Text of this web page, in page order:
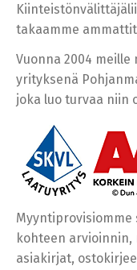
takaamme
Vuonna 2004
yrityksenä
joka luo turvaa niin
kohteen
asiakirjat,